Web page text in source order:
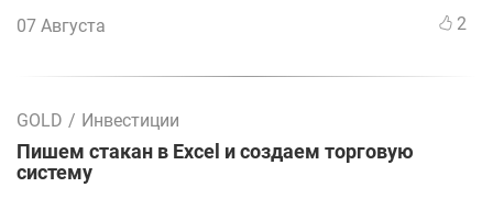
07 Августа 2
GOLD / Инвестиции
Пишем стакан в Excel и создаем торговую
систему